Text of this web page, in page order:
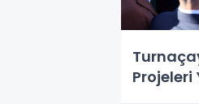
Projeleri